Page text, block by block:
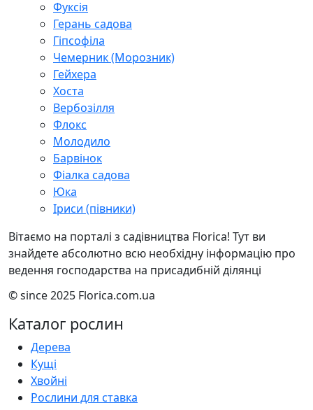
Фуксія
Герань садова
Гіпсофіла
Чемерник (Морозник)
Гейхера
Хоста
Вербозілля
Флокс
Молодило
Барвінок
Фіалка садова
Юка
Іриси (півники)
Вітаємо на порталі з садівництва Florica! Тут ви
знайдете абсолютно всю необхідну інформацію про
ведення господарства на присадибній ділянці
© since 2025 Florica.com.ua
Каталог рослин
Дерева
Кущі
Хвойні
Рослини для ставка